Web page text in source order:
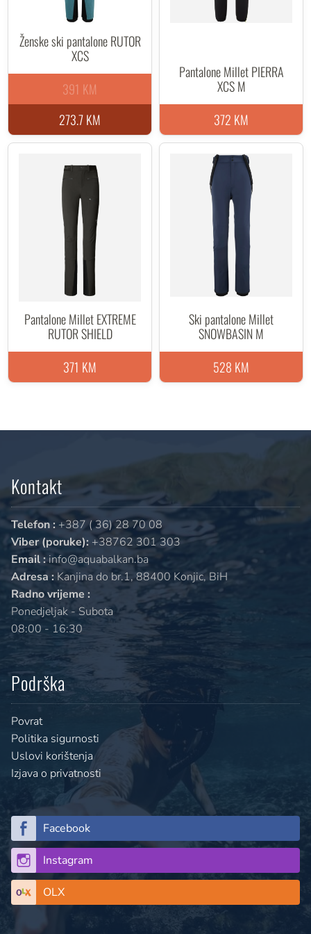
Ženske ski pantalone RUTOR
XCS
273.7 KM
391 KM
Pantalone Millet PIERRA
XCS M
372 KM
Pantalone Millet EXTREME
RUTOR SHIELD
371 KM
Ski pantalone Millet
SNOWBASIN M
528 KM
Kontakt
Telefon : +387 ( 36) 28 70 08
Viber (poruke): +38762 301 303
Email :info@aquabalkan.ba
Adresa : Kanjina do br.1, 88400 Konjic, BiH
Radno vrijeme :
Ponedjeljak - Subota
08:00 - 16:30
Podrška
Povrat
Politika sigurnosti
Uslovi korištenja
Izjava o privatnosti
Facebook
Instagram
OLX